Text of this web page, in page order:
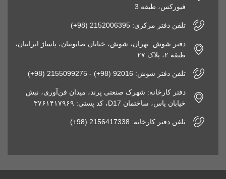
فیورکس، طبقه 3
تلفن دفتر مرکزی: 2152006395 (98+)
دفتر شوش: تهران، شوش، خیابان صابونیان، پاساژ ایرانیان،
طبقه ۲، پلاک ۲۷
تلفن دفتر شوش: 92016 (98+) - 2155099275 (98+)
دفتر کارخانه: شهرک صنعتی پرند، میدان فن‌آوری، نبش
خیابان یاس، ساختمان D17، کد پستی: ۳۷۶۱۴۱۷۹۶۹
تلفن دفتر کارخانه: 2156417338 (98+)